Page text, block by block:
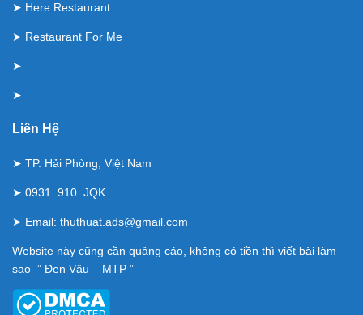
➤ Here Restaurant
➤ Restaurant For Me
➤
➤
Liên Hệ
➤ TP. Hải Phòng, Việt Nam
➤ 0931. 910. JQK
➤ Email: thuthuat.ads@gmail.com
Website này cũng cần quảng cáo, không có tiền thì viết bài làm
sao ” Đen Vâu – MTP ”